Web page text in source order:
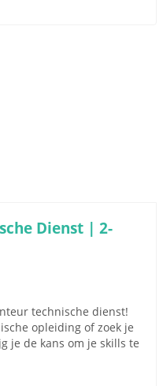
Dienst | 2-
technische dienst!
opleiding of zoek je
je de kans om je skills te